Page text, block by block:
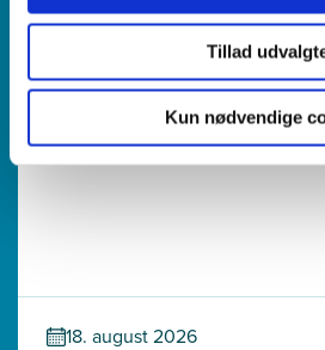
Tillad
Kun nødvendige
Bushcraft og
18. august 2026